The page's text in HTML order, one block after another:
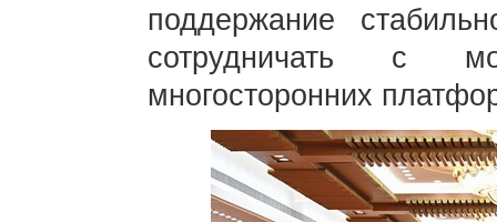
поддержание
сотрудничать с
многосторонних